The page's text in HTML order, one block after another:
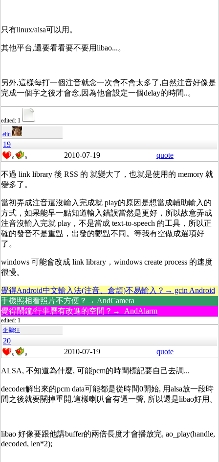
只有linux/alsa可以用。
其他平台,還要看看要不要用libao...。
另外,這樣每打一個注音就念一次會不會太多了,自然注音好像是
完成一個字之後才會念,因為他會設定一個delay的時間..。
edited: 1
eliu
19
0 0 2010-07-19 quote
不過 link library 後 RSS 的 就變大了，也就是使用的 memory 就
變多了。
當初弄成注音還沒輸入完成就 play的原因是想當成輔助輸入的
方式，如果能早一點知道輸入錯誤當然是更好，所以故意弄成
注音沒輸入完就 play，不是當成 text-to-speech 的工具，所以正
確的發音不是重點，出發的觀點不同。等我有空做成選項好
了。
windows 可能會改成 link library，windows create process 的速度
很慢。
覺得Android中文輸入法(注音、倉頡)不易輸入？→ gcin Android
手機照相看照片不方便？→ AndCamera
覺得鬧鐘/行事曆有改進的空間？→ AndAlarm
edited: 1
企鵝狂
20
0 0 2010-07-19 quote
ALSA, 不知道為什麼, 可能pcm的時間標記要自己去調...
decoder解出來的pcm data可能都是從時間0開始, 用alsa放一段時
間之後就要關掉重開,這樣喇叭會有逼一聲, 所以還是libao好用。
libao 好像要跟他講buffer的兩倍長度才會播放完, ao_play(handle,
decoded, len*2);